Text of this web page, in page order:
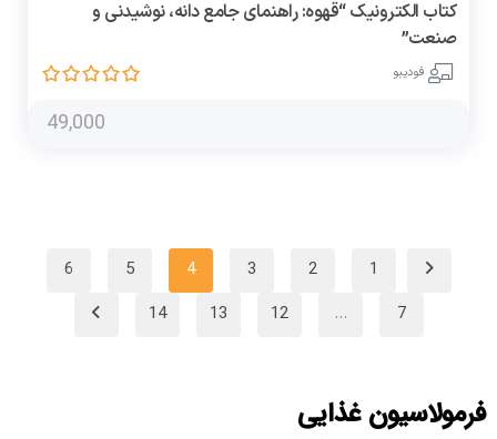
کتاب الکترونیک “قهوه: راهنمای جامع دانه، نوشیدنی و
صنعت”
فودیبو
49,000
1
2
3
4
5
6
7
…
12
13
14
فرمولاسیون غذایی